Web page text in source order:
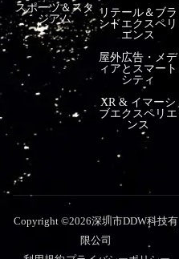
スポーツ＆スタ
ジアム
リテール＆ブラ
ンドエクスペリ
エンス
屋外広告・メデ
ィアとスマート
シティ
XR & イマーシ
ブエクスペリエ
ンス
Copyright ©2026深圳市DDW科技有
限公司